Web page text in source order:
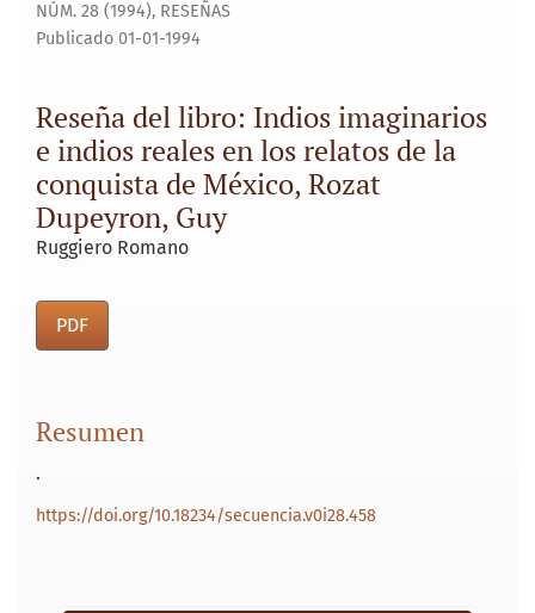
NÚM. 28 (1994), RESEÑAS
Reseña del libro: Indios imaginarios
e indios reales en los relatos de la
conquista de México, Rozat
Dupeyron, Guy
Publicado 01-01-1994
Ruggiero Romano
PDF
Resumen
.
https://doi.org/10.18234/secuencia.v0i28.458